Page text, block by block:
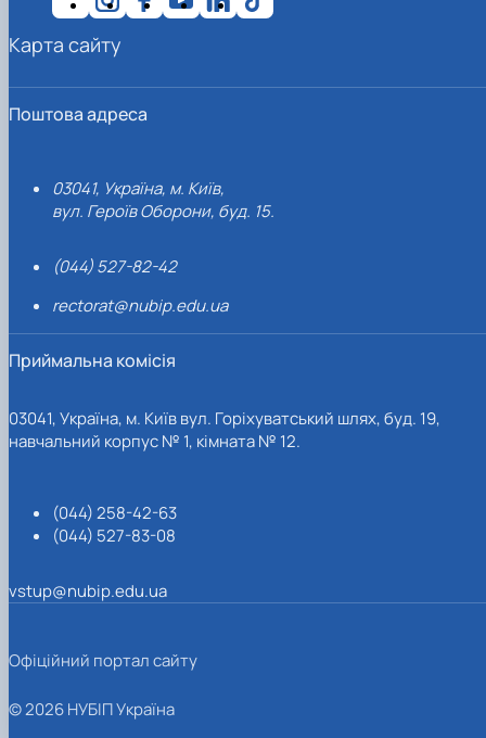
Поштова адреса
03041, Україна, м. Київ,
вул. Героїв Оборони, буд. 15.
(044) 527-82-42
rectorat@nubip.edu.ua
Приймальна комісія
03041, Україна, м. Київ вул. Горіхуватський шлях, буд. 19,
навчальний корпус № 1, кімната № 12.
(044) 258-42-63
(044) 527-83-08
vstup@nubip.edu.ua
Карта сайту
Офіційний портал сайту
© 2026 НУБІП Україна